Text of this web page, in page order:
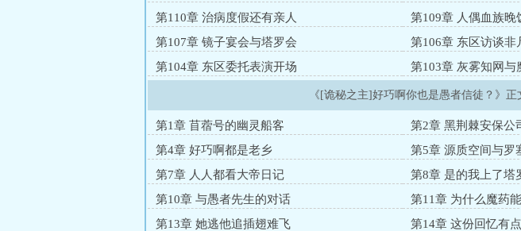
可以喜提狼人、活尸和怨魂。怎么想都是前途一片黑暗啊，哈哈。
有一个算一个好像都认识我，还硬要给我塞offer啊？我不是刚穿越的
神眷者三家信徒啊！对此，苜蓿号惨案的幸存者、黑夜女神的眷者、
眷者、值夜者和红手套编外成员、造物主的使徒、前因蒂斯帝王的挚
欲望与诅咒的君王，异类和深渊的共主，暗影世界的支配者——伊莱
当同为“穿越者”的老乡彼此相认，互通有无，交流到穿越以来的信仰
我们的道标与救主，在过去、现在与未来的愚者先生……克·愚者本人
莱亚：对！克莱恩：……我也要赞美愚者吗?还是伊莱亚：对！……［
异种丛生的荒野；祂曾行于造物主的神国，为人类的救主奏响圣歌；
的叛逆与太阳的坠落；祂追随过堕落与扭曲的神明，在国家的兴起与
第110章 治病度假还有亲人
第109章 人偶血族晚
第107章 镜子宴会与塔罗会
第106章 东区访谈非
第104章 东区委托表演开场
第103章 灰雾知网与
《[诡秘之主]好巧啊你也是愚者信徒？》正
第1章 苜蓿号的幽灵船客 第2章 黑荆棘安保公
第4章 好巧啊都是老乡
第5章 源质空间与罗
第7章 人人都看大帝日记
第8章 是的我上了塔
第10章 与愚者先生的对话
第11章 为什么魔药
第13章 她逃他追插翅难飞
第14章 这份回忆有